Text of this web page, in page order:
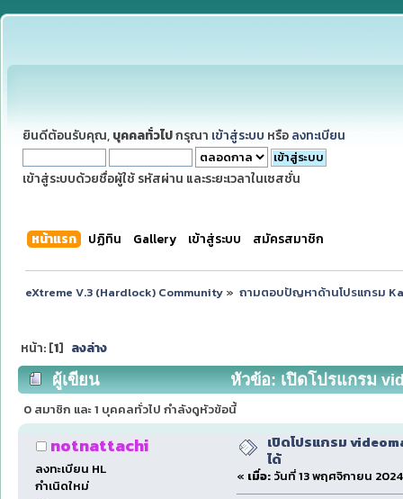
ยินดีต้อนรับคุณ, บุคคลทั่วไปกรุณา เข้าสู่ระบบ หรือ ลงทะเบียน
เข้าสู่ระบบด้วยชื่อผู้ใช้ รหัสผ่าน และระยะเวลาในเซสชั่น
หน้าแรก ปฏิทิน Gallery เข้าสู่ระบบ สมัครสมาชิก
eXtreme V.3 (Hardlock) Community» ถามตอบปัญหาด้านโปรแกรม
หน้า: [1] ลงล่าง
ผู้เขียน หัวข้อ: เปิดโปรแกรม
0 สมาชิก และ 1 บุคคลทั่วไป กำลังดูหัวข้อนี้
notnattachi
ลงทะเบียน HL
กำเนิดใหม่
เปิดโปรแกรม
ได้
« เมื่อ: วันที่ 13 พฤศจิกายน